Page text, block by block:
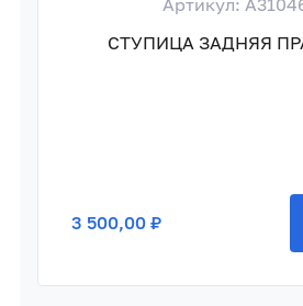
Артикул:
СТУПИЦА ЗАДНЯЯ
3 500,00 ₽